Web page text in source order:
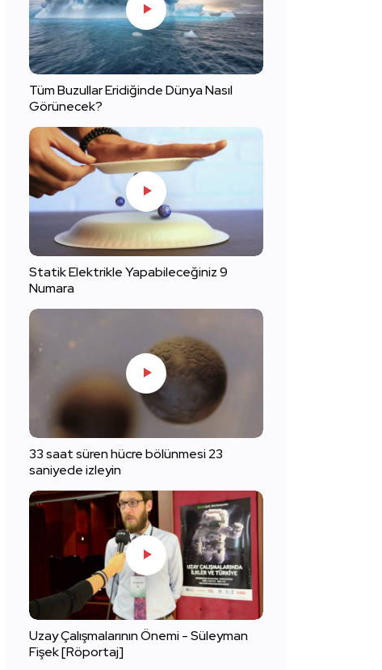
Tüm Buzullar Eridiğinde Dünya Nasıl
Görünecek?
Statik Elektrikle Yapabileceğiniz 9
Numara
33 saat süren hücre bölünmesi 23
saniyede izleyin
Uzay Çalışmalarının Önemi - Süleyman
Fişek [Röportaj]